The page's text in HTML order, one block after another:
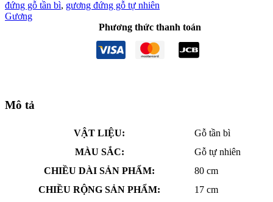
đứng gỗ tần bì, gương đứng gỗ tự nhiên
Gương
Phương thức thanh toán
Mô tả
VẬT LIỆU:
Gỗ tần bì
MÀU SẮC:
Gỗ tự nhiên
CHIỀU DÀI SẢN PHẨM:
80 cm
CHIỀU RỘNG SẢN PHẨM:
17 cm